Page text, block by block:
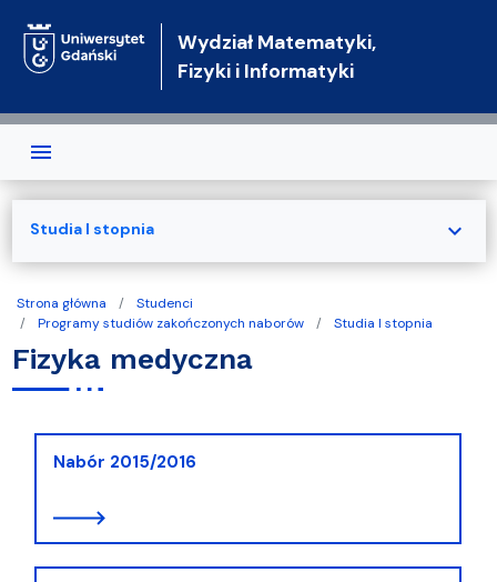
Wydział Matematyki,
Fizyki i Informatyki
Strona główna
Studenci
Programy studiów zakończonych naborów
Studia I stopnia
Fizyka medyczna
Nabór 2015/2016
Studia I stopnia expand_more